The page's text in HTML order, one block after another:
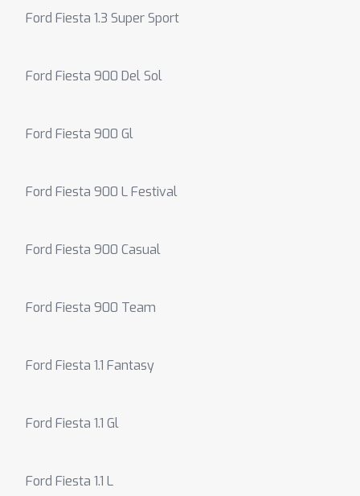
Ford Fiesta 1.3 Super Sport
Ford Fiesta 900 Del Sol
Ford Fiesta 900 Gl
Ford Fiesta 900 L Festival
Ford Fiesta 900 Casual
Ford Fiesta 900 Team
Ford Fiesta 1.1 Fantasy
Ford Fiesta 1.1 Gl
Ford Fiesta 1.1 L